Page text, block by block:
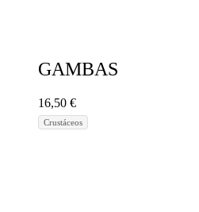
GAMBAS
16,50 €
Crustáceos